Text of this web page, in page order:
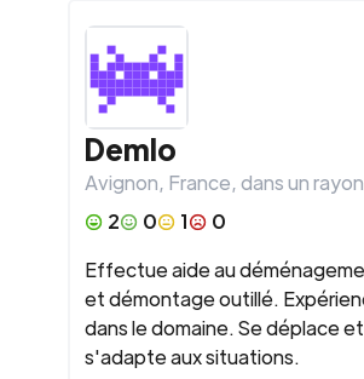
Demlo
Avignon, France, dans un
2
0 1
0
Effectue aide au
et démontage outillé.
dans le domaine. Se déplace et
s'adapte aux situations.